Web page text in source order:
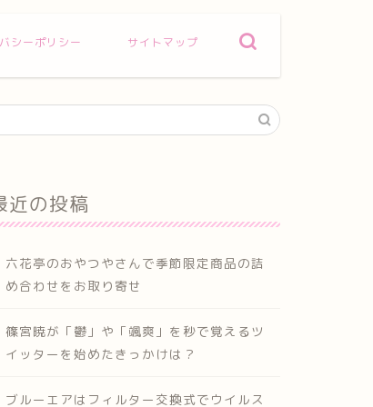
シーポリシー サイトマップ
近の投稿
六花亭のおやつやさんで季節限定商品の詰
め合わせをお取り寄せ
篠宮暁が「鬱」や「颯爽」を秒で覚えるツ
イッターを始めたきっかけは？
ブルーエアはフィルター交換式でウイルス